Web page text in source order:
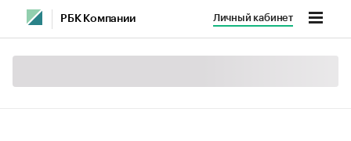
РБК Компании Личный кабинет